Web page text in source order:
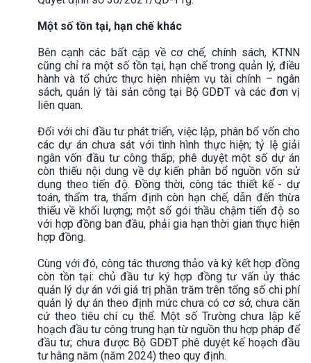
Một số tồn tại, hạn chế khác
Bên cạnh các bất cập về cơ chế, chính sách, KTNN
cũng chỉ ra một số tồn tại, hạn chế trong quản lý, điều
hành và tổ chức thực hiện nhiệm vụ tài chính – ngân
sách, quản lý tài sản công tại Bộ GDĐT và các đơn vị
liên quan.
Đối với chi đầu tư phát triển, việc lập, phân bổ vốn cho
các dự án chưa sát với tình hình thực hiện; tỷ lệ giải
ngân vốn đầu tư công thấp; phê duyệt một số dự án
còn thiếu nội dung về dự kiến phân bổ nguồn vốn sử
dụng theo tiến độ. Đồng thời, công tác thiết kế - dự
toán, thẩm tra, thẩm định còn hạn chế, dẫn đến thừa
thiếu về khối lượng; một số gói thầu chậm tiến độ so
với hợp đồng ban đầu, phải gia hạn thời gian thực hiện
hợp đồng.
Cùng với đó, công tác thương thảo và ký kết hợp đồng
còn tồn tại: chủ đầu tư ký hợp đồng tư vấn ủy thác
quản lý dự án với giá trị phần trăm trên tổng số chi phí
quản lý dự án theo định mức chưa có cơ sở, chưa căn
cứ theo tiêu chí cụ thể. Một số Trường chưa lập kế
hoạch đầu tư công trung hạn từ nguồn thu hợp pháp để
đầu tư; chưa được Bộ GDĐT phê duyệt kế hoạch đầu
tư hằng năm (năm 2024) theo quy định.